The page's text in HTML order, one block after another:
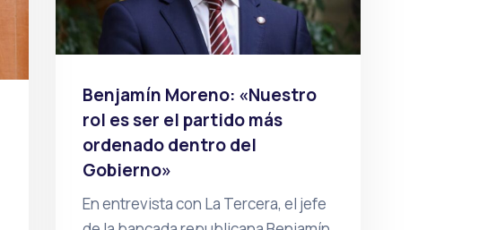
Benjamín Moreno: «Nuestro
rol es ser el partido más
ordenado dentro del
Gobierno»
En entrevista con La Tercera, el jefe